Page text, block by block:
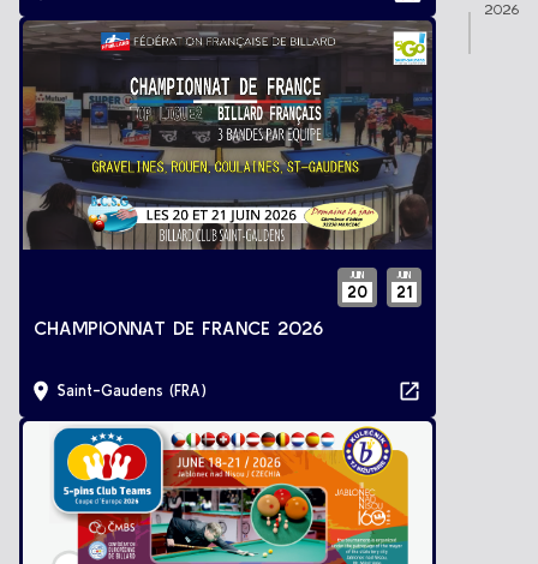
JUIN
20
JUIN
21
CHAMPIONNAT DE FRANCE 2026
Saint-Gaudens (FRA)
2026